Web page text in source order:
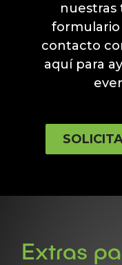
nuestras
formulario
contacto
aquí para
Extras